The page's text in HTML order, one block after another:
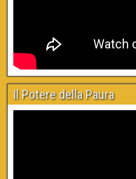
Il Potere della Paura